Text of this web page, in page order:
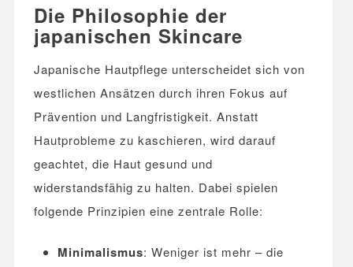
Die Philosophie der
japanischen Skincare
Japanische Hautpflege unterscheidet sich von
westlichen Ansätzen durch ihren Fokus auf
Prävention und Langfristigkeit. Anstatt
Hautprobleme zu kaschieren, wird darauf
geachtet, die Haut gesund und
widerstandsfähig zu halten. Dabei spielen
folgende Prinzipien eine zentrale Rolle:
Minimalismus: Weniger ist mehr – die